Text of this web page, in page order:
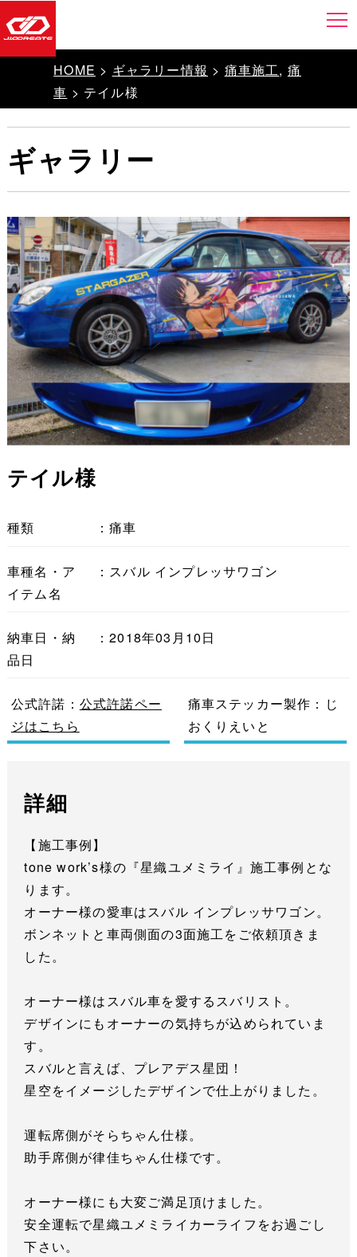
HOME > ギャラリー情報 > 痛車施工, 痛
車 > テイル様
ギャラリー
テイル様
種類 ：痛車
車種名・ア
イテム名
：スバル インプレッサワゴン
納車日・納
品日
：2018年03月10日
公式許諾： 公式許諾ペー
ジはこちら
痛車ステッカー製作：じ
おくりえいと
詳細
【施工事例】
tone work’s様の『星織ユメミライ』施工事例とな
ります。
オーナー様の愛車はスバル インプレッサワゴン。
ボンネットと車両側面の3面施工をご依頼頂きま
した。
オーナー様はスバル車を愛するスバリスト。
デザインにもオーナーの気持ちが込められていま
す。
スバルと言えば、プレアデス星団！
星空をイメージしたデザインで仕上がりました。
運転席側がそらちゃん仕様。
助手席側が律佳ちゃん仕様です。
オーナー様にも大変ご満足頂けました。
安全運転で星織ユメミライカーライフをお過ごし
下さい。